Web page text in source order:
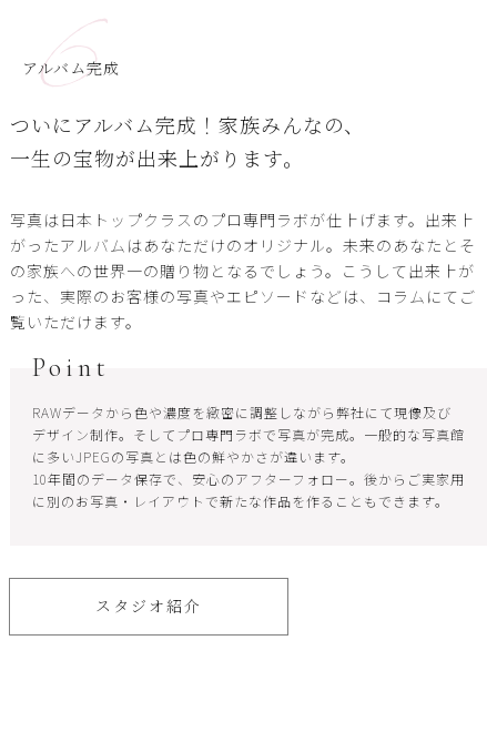
6
アルバム完成
ついにアルバム完成！家族みんなの、
一生の宝物が出来上がります。
写真は日本トップクラスのプロ専門ラボが仕上げます。出来上
がったアルバムはあなただけのオリジナル。未来のあなたとそ
の家族への世界一の贈り物となるでしょう。こうして出来上が
った、実際のお客様の写真やエピソードなどは、コラムにてご
覧いただけます。
Point
RAWデータから色や濃度を緻密に調整しながら弊社にて現像及び
デザイン制作。そしてプロ専門ラボで写真が完成。一般的な写真館
に多いJPEGの写真とは色の鮮やかさが違います。
10年間のデータ保存で、安心のアフターフォロー。後からご実家用
に別のお写真・レイアウトで新たな作品を作ることもできます。
スタジオ紹介